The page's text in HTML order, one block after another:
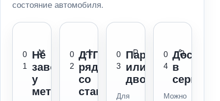
состояние автомобиля.
0
1
Не
заводится
у
метро
0
2
ДТП
рядом
со
станцией
0
3
Паркинг
или
двор
Для
0
4
в
сервис
Можно